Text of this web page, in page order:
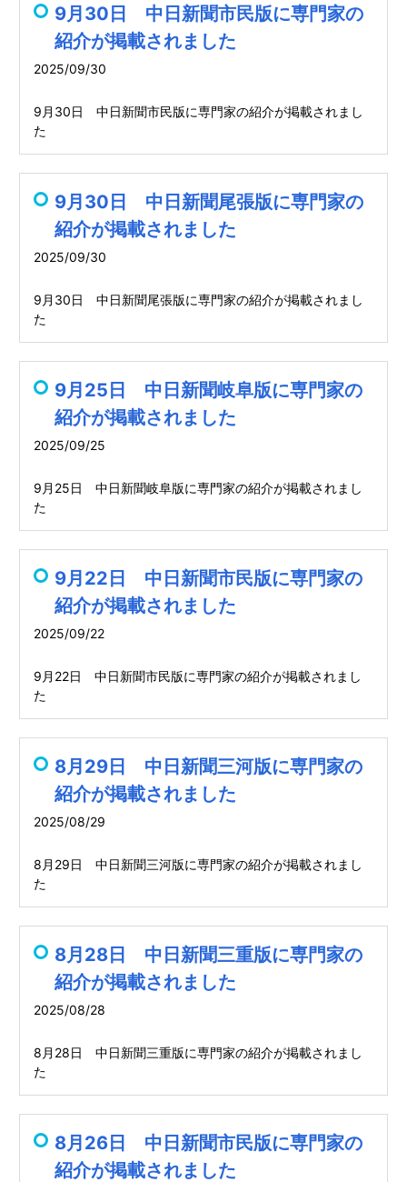
9月30日 中日新聞市民版に専門家の
紹介が掲載されました
2025/09/30
9月30日 中日新聞市民版に専門家の紹介が掲載されまし
た
9月30日 中日新聞尾張版に専門家の
紹介が掲載されました
2025/09/30
9月30日 中日新聞尾張版に専門家の紹介が掲載されまし
た
9月25日 中日新聞岐阜版に専門家の
紹介が掲載されました
2025/09/25
9月25日 中日新聞岐阜版に専門家の紹介が掲載されまし
た
9月22日 中日新聞市民版に専門家の
紹介が掲載されました
2025/09/22
9月22日 中日新聞市民版に専門家の紹介が掲載されまし
た
8月29日 中日新聞三河版に専門家の
紹介が掲載されました
2025/08/29
8月29日 中日新聞三河版に専門家の紹介が掲載されまし
た
8月28日 中日新聞三重版に専門家の
紹介が掲載されました
2025/08/28
8月28日 中日新聞三重版に専門家の紹介が掲載されまし
た
8月26日 中日新聞市民版に専門家の
紹介が掲載されました